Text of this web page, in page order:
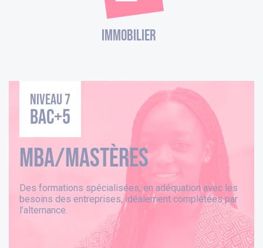
Immobilier
Niveau 7
BAC+5
Mba/Mastères
Des formations spécialisées, en adéquation avec les
besoins des entreprises, idéalement complétées par
l’alternance.